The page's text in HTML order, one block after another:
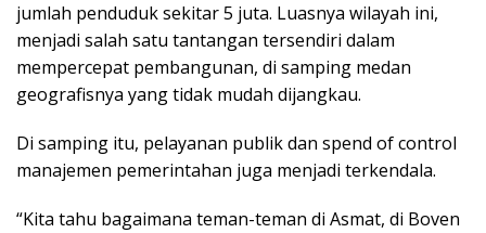
jumlah penduduk sekitar 5 juta. Luasnya wilayah ini,
menjadi salah satu tantangan tersendiri dalam
mempercepat pembangunan, di samping medan
geografisnya yang tidak mudah dijangkau.
Di samping itu, pelayanan publik dan spend of control
manajemen pemerintahan juga menjadi terkendala.
“Kita tahu bagaimana teman-teman di Asmat, di Boven